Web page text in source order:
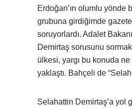
Erdoğan’ın olumlu yönde
grubuna girdiğimde
soruyorlardı. Adalet
Demirtaş sorusunu sormak
ülkesi, yargı bu konuda
yaklaştı. Bahçeli de
Selahattin Demirtaş’a yol